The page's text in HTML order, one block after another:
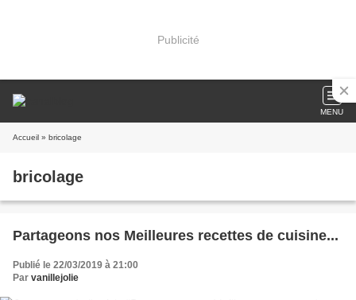
Publicité
MENU
Accueil » bricolage
bricolage
Partageons nos Meilleures recettes de cuisine...
Publié le 22/03/2019 à 21:00
Par vanillejolie